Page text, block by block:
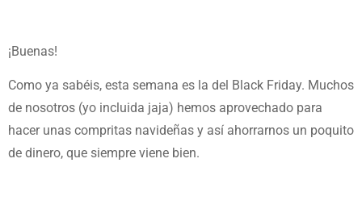
¡Buenas!
Como ya sabéis, esta semana es la del Black Friday. Muchos
de nosotros (yo incluida jaja) hemos aprovechado para
hacer unas compritas navideñas y así ahorrarnos un poquito
de dinero, que siempre viene bien.